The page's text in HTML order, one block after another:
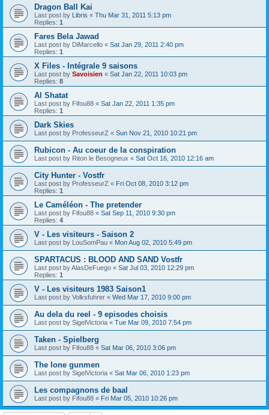
Dragon Ball Kai
Last post by Libris « Thu Mar 31, 2011 5:13 pm
Replies: 1
Fares Bela Jawad
Last post by DiMarcello « Sat Jan 29, 2011 2:40 pm
Replies: 1
X Files - Intégrale 9 saisons
Last post by Savoisien « Sat Jan 22, 2011 10:03 pm
Replies: 8
Al Shatat
Last post by Fifou88 « Sat Jan 22, 2011 1:35 pm
Replies: 1
Dark Skies
Last post by ProfesseurZ « Sun Nov 21, 2010 10:21 pm
Rubicon - Au coeur de la conspiration
Last post by Riton le Besogneux « Sat Oct 16, 2010 12:16 am
City Hunter - Vostfr
Last post by ProfesseurZ « Fri Oct 08, 2010 3:12 pm
Replies: 1
Le Caméléon - The pretender
Last post by Fifou88 « Sat Sep 11, 2010 9:30 pm
Replies: 4
V - Les visiteurs - Saison 2
Last post by LouSomPau « Mon Aug 02, 2010 5:49 pm
SPARTACUS : BLOOD AND SAND Vostfr
Last post byAlasDeFuego « Sat Jul 03, 2010 12:29 pm
Replies: 1
V - Les visiteurs 1983 Saison1
Last post by Volksfuhrer « Wed Mar 17, 2010 9:00 pm
Au dela du reel - 9 episodes choisis
Last post by SigelVictoria « Tue Mar 09, 2010 7:54 pm
Taken - Spielberg
Last post by Fifou88 « Sat Mar 06, 2010 3:06 pm
The lone gunmen
Last post by SigelVictoria « Sat Mar 06, 2010 1:23 pm
Les compagnons de baal
Last post by Fifou88 « Fri Mar 05, 2010 10:26 pm